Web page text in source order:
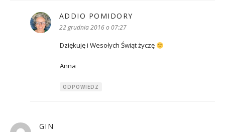
ADDIO POMIDORY
22 grudnia 2016 o 07:27
Dziękuję i Wesołych Świąt życzę
Anna
ODPOWIEDZ
GIN